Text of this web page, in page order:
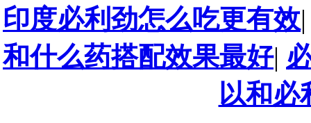
印度必利劲怎么吃更有效
和什么药搭配效果最好|
以和必